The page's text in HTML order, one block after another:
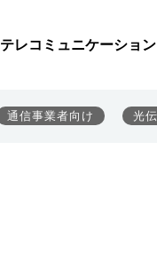
レコミュニケーション
通信事業者向け 光